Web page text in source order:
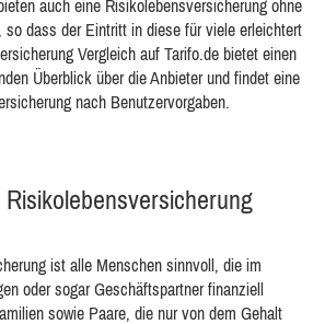
auch eine Risikolebensversicherung ohne
so dass der Eintritt in diese für viele erleichtert
Vergleich auf Tarifo.de bietet einen
Überblick über die Anbieter und findet eine
nach Benutzervorgaben.
Risikolebensversicherung
ist alle Menschen sinnvoll, die im
oder sogar Geschäftspartner finanziell
sowie Paare, die nur von dem Gehalt